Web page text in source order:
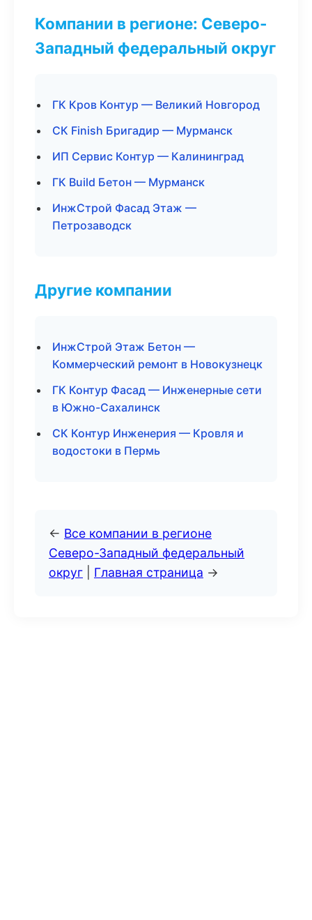
Компании в регионе: Северо-
Западный федеральный округ
ГК Кров Контур — Великий Новгород
СК Finish Бригадир — Мурманск
ИП Сервис Контур — Калининград
ГК Build Бетон — Мурманск
ИнжСтрой Фасад Этаж —
Петрозаводск
Другие компании
ИнжСтрой Этаж Бетон —
Коммерческий ремонт в Новокузнецк
ГК Контур Фасад — Инженерные сети
в Южно-Сахалинск
СК Контур Инженерия — Кровля и
водостоки в Пермь
← Все компании в регионе
Северо-Западный федеральный
округ
Главная страница →